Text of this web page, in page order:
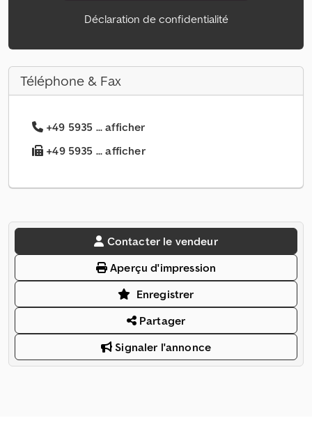
Déclaration de confidentialité
Téléphone & Fax
+49 5935 ... afficher
+49 5935 ... afficher
Contacter le vendeur
Aperçu d'impression
Enregistrer
Partager
Signaler l'annonce